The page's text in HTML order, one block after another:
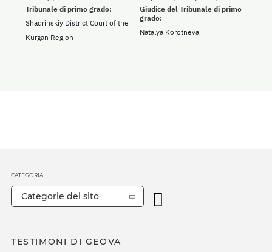
Tribunale di primo grado:
Shadrinskiy District Court of the
Kurgan Region
Giudice del Tribunale di primo
grado:
Natalya Korotneva
TESTIMONI DI GEOVA
CATEGORIA
Categorie del sito